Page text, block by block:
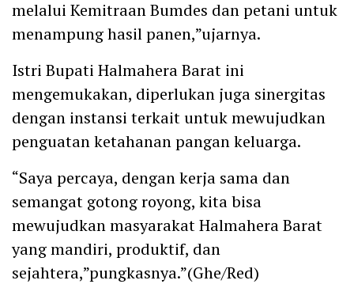
melalui Kemitraan Bumdes dan petani untuk
menampung hasil panen,”ujarnya.
Istri Bupati Halmahera Barat ini
mengemukakan, diperlukan juga sinergitas
dengan instansi terkait untuk mewujudkan
penguatan ketahanan pangan keluarga.
“Saya percaya, dengan kerja sama dan
semangat gotong royong, kita bisa
mewujudkan masyarakat Halmahera Barat
yang mandiri, produktif, dan
sejahtera,”pungkasnya.”(Ghe/Red)